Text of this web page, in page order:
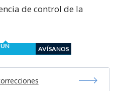
de control de la
UN
AVÍSANOS